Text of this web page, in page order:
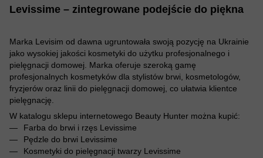
Levissime – zintegrowane podejście do piękna
Marka Levisim od dawna ugruntowała swoją pozycję na Ukrainie
jako wysokiej jakości kosmetyki do użytku profesjonalnego i
pielęgnacji domowej. Marka oferuje szeroką gamę
profesjonalnych kosmetyków dla stylistów brwi, kosmetologów,
fryzjerów oraz linii do pielęgnacji domowej, co ułatwia klientce
pielęgnację.
W katalogu sklepu internetowego Beauty Hunter można kupić:
Farba do brwi i rzęs Levissime
Pędzle do brwi Levissime
Kosmetyki do pielęgnacji twarzy Levissime